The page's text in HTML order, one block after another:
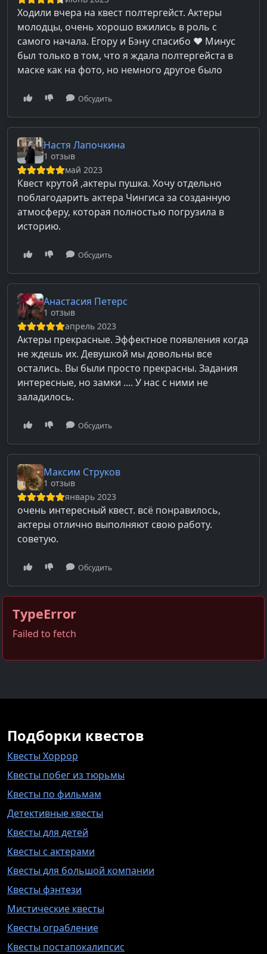
Ходили вчера на квест полтергейст. Актеры
молодцы, очень хорошо вжились в роль с
самого начала. Егору и Бэну спасибо ❤️ Минус
был только в том, что я ждала полтергейста в
маске как на фото, но немного другое было
Обсудить
Настя Лапочкина
1 отзыв
май 2023
Квест крутой ,актеры пушка. Хочу отдельно
поблагодарить актера Чингиса за созданную
атмосферу, которая полностью погрузила в
историю.
Обсудить
Анастасия Петерс
1 отзыв
апрель 2023
Актеры прекрасные. Эффектное появления когда
не ждешь их. Девушкой мы довольны все
остались. Вы были просто прекрасны. Задания
интересные, но замки .... У нас с ними не
заладилось.
Обсудить
Максим Струков
1 отзыв
январь 2023
очень интересный квест. всё понравилось,
актеры отлично выполняют свою работу.
советую.
Обсудить
TypeError
Failed to fetch
Подборки квестов
Квесты Хоррор
Квесты побег из тюрьмы
Квесты по фильмам
Детективные квесты
Квесты для детей
Квесты с актерами
Квесты для большой компании
Квесты фэнтези
Мистические квесты
Квесты ограбление
Квесты постапокалипсис